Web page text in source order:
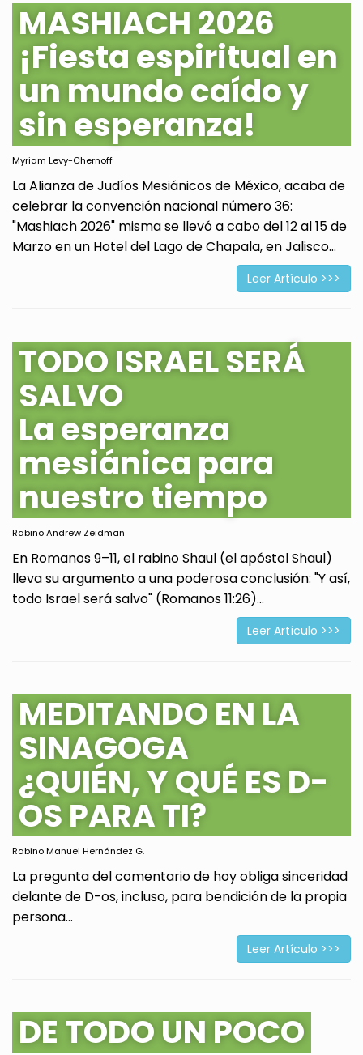
MASHIACH 2026
¡Fiesta espiritual en
un mundo caído y
sin esperanza!
Myriam Levy-Chernoff
La Alianza de Judíos Mesiánicos de México, acaba de
celebrar la convención nacional número 36:
"Mashiach 2026" misma se llevó a cabo del 12 al 15 de
Marzo en un Hotel del Lago de Chapala, en Jalisco...
Leer Artículo >>>
TODO ISRAEL SERÁ
SALVO
La esperanza
mesiánica para
nuestro tiempo
Rabino Andrew Zeidman
En Romanos 9–11, el rabino Shaul (el apóstol Shaul)
lleva su argumento a una poderosa conclusión: "Y así,
todo Israel será salvo" (Romanos 11:26)...
Leer Artículo >>>
MEDITANDO EN LA
SINAGOGA
¿QUIÉN, Y QUÉ ES D-
OS PARA TI?
Rabino Manuel Hernández G.
La pregunta del comentario de hoy obliga sinceridad
delante de D-os, incluso, para bendición de la propia
persona...
Leer Artículo >>>
DE TODO UN POCO